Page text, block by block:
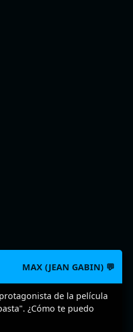
MAX (JEAN GABIN) 💬
de la película
¿Cómo te puedo